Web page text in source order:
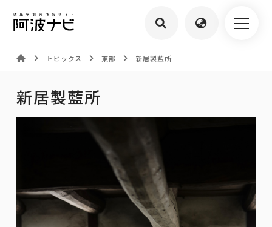
トピックス 東部 新居製藍所
新居製藍所